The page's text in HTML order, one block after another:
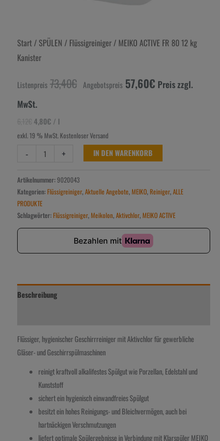
Start/ SPÜLEN / Flüssigreiniger/ MEIKO ACTIVE FR 80 12 kg
Kanister
Listenpreis 73,40€ Angebotspreis 57,60€ Preis zzgl.
MwSt.
4,80€ / l
exkl. 19 % MwSt. Kostenloser Versand
- + IN DEN WARENKORB
Artikelnummer:9020043
Kategorien: Flüssigreiniger, Aktuelle Angebote, MEIKO, Reiniger, ALLE
PRODUKTE
Schlagwörter: Flüssigreiniger, Meikolon, Aktivchlor, MEIKO ACTIVE
Beschreibung
Flüssiger, hygienischer Geschirrreiniger mit Aktivchlor für gewerbliche
Gläser- und Geschirrspülmaschinen
reinigt kraftvoll alkalifestes Spülgut wie Porzellan, Edelstahl und
Kunststoff
sichert ein hygienisch einwandfreies Spülgut
besitzt ein hohes Reinigungs- und Bleichvermögen, auch bei
hartnäckigen Verschmutzungen
liefert optimale Spülergebnisse in Verbindung mit Klarspüler MEIKO